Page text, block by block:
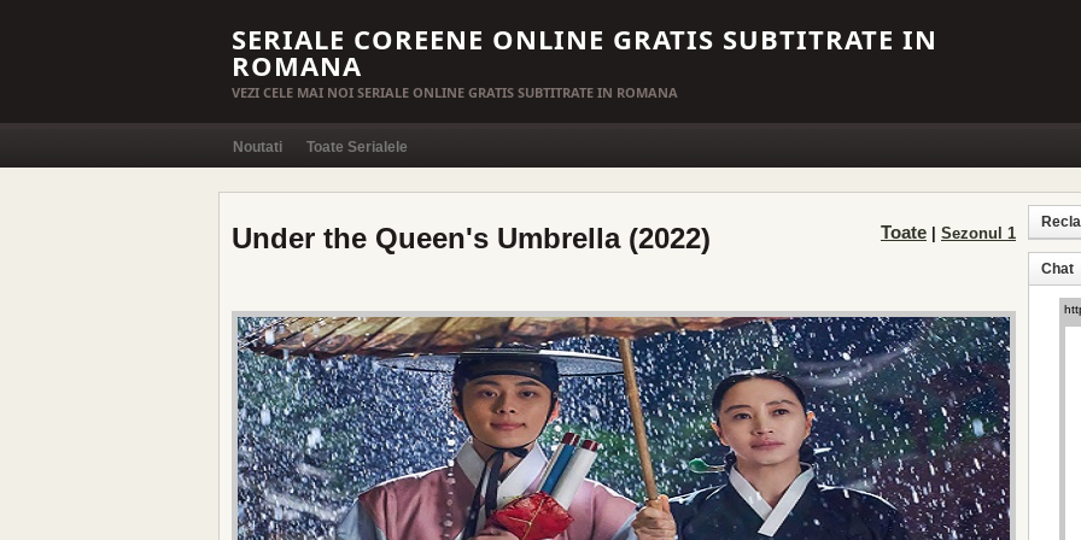
SERIALE COREENE ONLINE GRATIS SUBTITRATE IN
ROMANA
VEZI CELE MAI NOI SERIALE ONLINE GRATIS SUBTITRATE IN ROMANA
Noutati Toate Serialele
Under the Queen's Umbrella (2022) Toate Sezonul 1
Chat